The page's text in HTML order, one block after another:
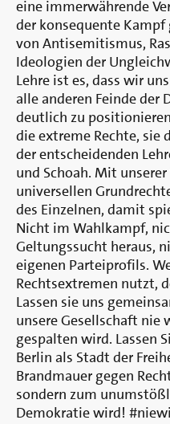
eine immerwährende
der konsequente
von Antisemitismus,
Ideologien der
Lehre ist es, dass wir
alle anderen Feinde der
deutlich zu
die extreme Rechte, sie
der entscheidenden
und Schoah. Mit
universellen
des Einzelnen, damit
Nicht im Wahlkampf,
Geltungssucht heraus,
eigenen Parteiprofils.
Rechtsextremen nutzt,
Lassen sie uns
unsere Gesellschaft nie
gespalten wird. Lassen
Berlin als Stadt der
Brandmauer gegen
sondern zum
Demokratie wird!